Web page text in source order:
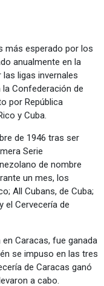
más esperado por los
anualmente en la
ligas invernales
Confederación de
por República
y Cuba.
de 1946 tras ser
Serie
de nombre
un mes, los
All Cubans, de Cuba;
el Cervecería de
Caracas, fue ganada
se impuso en las tres
de Caracas ganó
a cabo.